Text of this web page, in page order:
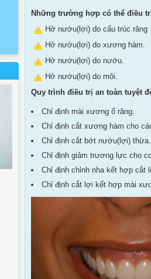
Những trường hợp có thể điều
Hở nướu(lợi) do cấu trúc răng
Hở nướu(lợi) do xương hàm.
Hở nướu(lợi) do nướu.
Hở nướu(lợi) do môi.
Quy trình điều trị an toàn tuyệt
Chỉ định mài xương ổ răng.
Chỉ định cắt xương hàm cho
Chỉ định cắt bớt nướu(lợi) thừa.
Chỉ định giảm trương lực cho
Chỉ định chỉnh nha kết hợp
Chỉ định cắt lợi kết hợp mài